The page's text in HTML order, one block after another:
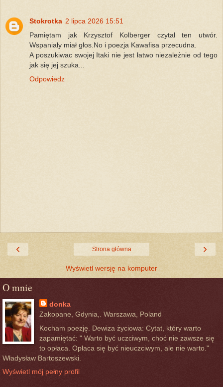
Stokrotka 2 lipca 2026 15:51
Pamiętam jak Krzysztof Kolberger czytał ten utwór.
Wspaniały miał głos.No i poezja Kawafisa przecudna.
A poszukiwac swojej Itaki nie jest łatwo niezależnie od tego
jak się jej szuka...
Odpowiedz
‹ ›
Strona główna
Wyświetl wersję na komputer
O mnie
donka
Zakopane, Gdynia,. Warszawa, Poland
Kocham poezję. Dewiza życiowa: Cytat, który warto
zapamiętać: " Warto być uczciwym, choć nie zawsze się
to opłaca. Opłaca się być nieuczciwym, ale nie warto."
Władysław Bartoszewski.
Wyświetl mój pełny profil